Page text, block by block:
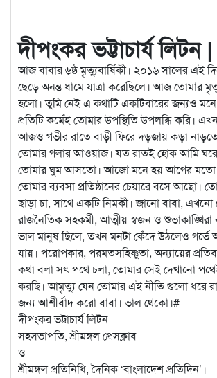
দীপংকর ভট্টাচার্য লিটন |
আজ বাবার ৬ষ্ঠ মৃত্যুবার্ষিকী। ২০১৬ সালের এই
ছেড়ে অনন্ত ধামে যাত্রা করেছিলে। আজ তোমার
হলো। তুমি নেই এ কথাটি একটিবারের জন্যও মনে
প্রতিটি কর্মেই তোমার উপস্থিতি উপলব্ধি করি।
আজও গভীর রাতে বাড়ী ফিরে দড়জায় কড়া
তোমার গলার আওয়াজ। যত রাতই হোক আমি
তোমার ঘুম আসতো। আজো মনে হয় আগের মতো
তোমার ব্যবসা প্রতিষ্ঠানের চেয়ারে বসে আছো।
ছাড়া চা, সাথে একটি নিমকী। জানো বাবা, এখনো
রাজনৈতিক সহকর্মী, আত্মীয় স্বজন ও
ভাল মানুষ ছিলে, তখন মনটা কেঁদে উঠলেও
যায়। পরোপকার, পরমতসহিষ্ণুতা, অন্যায়ের
কথা বলা সৎ পথে চলা, তোমার সেই দেখানো পথেই
করছি। আমৃত্যু যেন তোমার এই নীতি গুলো ধরে
জন্য আশীর্বাদ করো বাবা। ভাল থেকো।#
দীপংকর ভট্টাচার্য লিটন
সহসভাপতি, শ্রীমঙ্গল প্রেসক্লাব
ও
শ্রীমঙ্গল প্রতিনিধি, দৈনিক ‘বাংলাদেশ প্রতিদিন’।